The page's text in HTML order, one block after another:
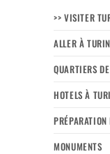
>> VISITER
ALLER À TURIN
QUARTIERS
HOTELS À
PRÉPARATION
MONUMENTS